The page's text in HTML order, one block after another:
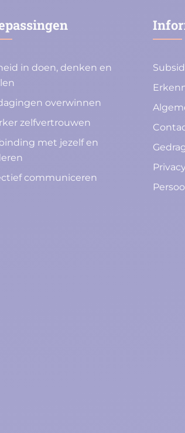
in doen, denken en
overwinnen
zelfvertrouwen
met jezelf en
communiceren